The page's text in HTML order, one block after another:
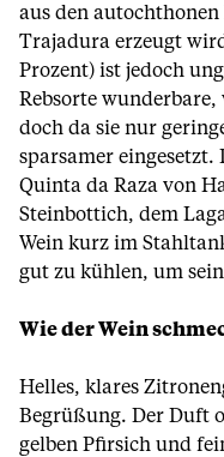
aus den
Trajadura erzeugt
Prozent) ist jedoch
Rebsorte
doch da sie nur
sparsamer
Quinta da Raza von
Steinbottich, dem
Wein kurz im
gut zu kühlen, um
Wie der Wein
Helles, klares
Begrüßung. Der Duft
gelben Pfirsich und